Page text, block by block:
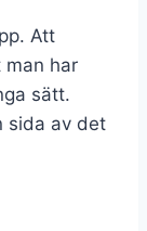
Att
man har
sätt.
sida av det